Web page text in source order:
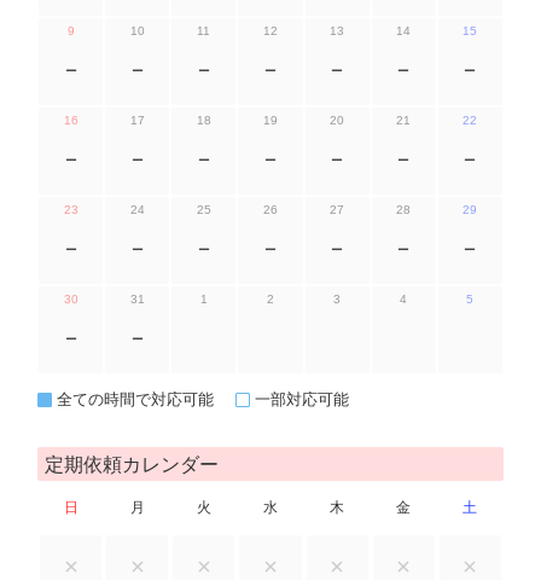
9
ー
10
ー
11
ー
12
ー
13
ー
14
ー
15
ー
16
ー
17
ー
18
ー
19
ー
20
ー
21
ー
22
ー
23
ー
24
ー
25
ー
26
ー
27
ー
28
ー
29
ー
30
ー
31
ー
1 2 3 4 5
全ての時間で対応可能 一部対応可能
定期依頼カレンダー
日 月 火 水 木 金 土